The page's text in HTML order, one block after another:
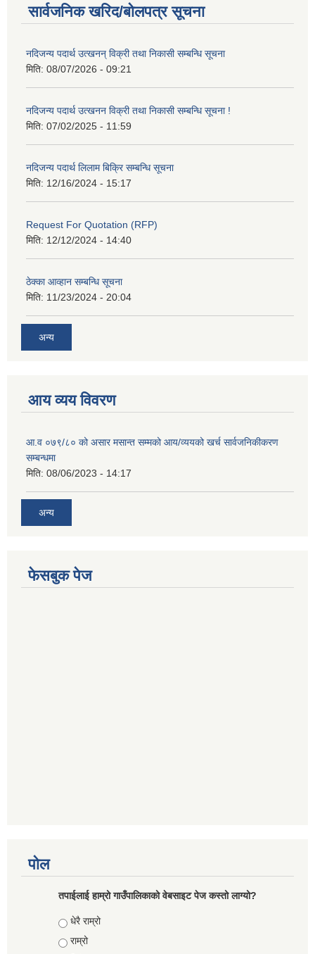
सार्वजनिक खरिद/बोलपत्र सूचना
नदिजन्य पदार्थ उत्खनन् विक्री तथा निकासी सम्बन्धि सूचना
मिति: 08/07/2026 - 09:21
नदिजन्य पदार्थ उत्खनन विक्री तथा निकासी सम्बन्धि सूचना !
मिति: 07/02/2025 - 11:59
नदिजन्य पदार्थ लिलाम बिक्रि सम्बन्धि सूचना
मिति: 12/16/2024 - 15:17
Request For Quotation (RFP)
मिति: 12/12/2024 - 14:40
ठेक्का आव्हान सम्बन्धि सूचना
मिति: 11/23/2024 - 20:04
अन्य
आय व्यय विवरण
आ.व ०७९/८० को असार मसान्त सम्मको आय/व्ययको खर्च सार्वजनिकीकरण
सम्बन्धमा
मिति: 08/06/2023 - 14:17
अन्य
फेसबुक पेज
पोल
तपाईलाई हाम्रो गाउँपालिकाको वेबसाइट पेज कस्तो लाग्यो?
Choices
धेरै राम्रो
राम्रो